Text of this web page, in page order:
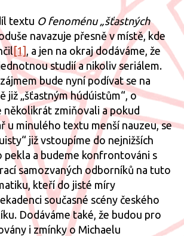
„šťastných
húdúistů“,
část
2
textu O fenoménu „šťastných
navazuje přesně v místě, kde
[1] , a jen na okraj dodáváme, že
studií a nikoliv seriálem.
bude nyní podívat se na
již „šťastným húdúistům“, o
několikrát zmiňovali a pokud
u minulého textu menší nauzeu, se
již vstoupíme do nejnižších
a budeme konfrontováni s
samozvaných odborníků na tuto
kteří do jisté míry
současné scény českého
Dodáváme také, že budou pro
i zmínky o Michaelu